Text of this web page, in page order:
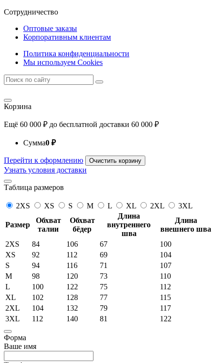
Сотрудничество
Оптовые заказы
Корпоративным клиентам
Политика конфиденциальности
Мы используем Cookies
Корзина
Ещё 60 000 ₽ до бесплатной доставки 60 000 ₽
Сумма0 ₽
Перейти к оформлению Очистить корзину
Узнать условия доставки
Таблица размеров
2XS XS S M L XL 2XL 3XL
Размер
Обхват
талии
Обхват
бёдер
Длина
внутреннего
шва
Длина
внешнего шва
2XS
84 106 67
100
XS
92 112 69
104
S
94 116 71
107
M
98 120 73
110
L
100 122 75
112
XL
102 128 77
115
2XL
104 132 79
117
3XL
112 140 81 122
Форма
Ваше имя